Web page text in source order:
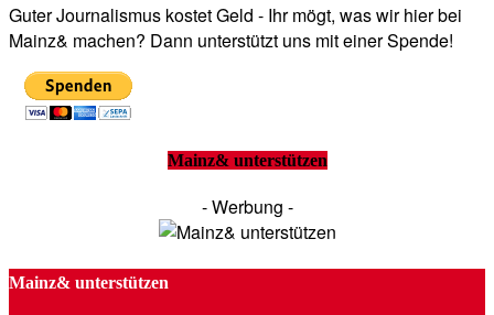
Guter Journalismus kostet Geld - Ihr mögt, was wir hier bei
Mainz& machen? Dann unterstützt uns mit einer Spende!
Mainz& unterstützen
- Werbung -
Mainz& unterstützen